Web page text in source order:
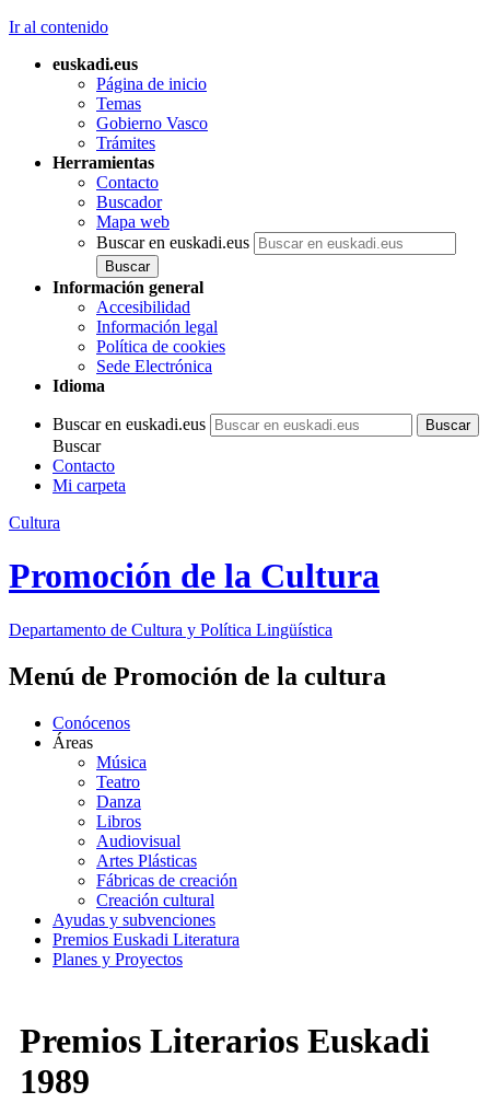
Ir al contenido
euskadi.eus
Página de inicio
Temas
Gobierno Vasco
Trámites
Herramientas
Contacto
Buscador
Mapa web
Buscar en euskadi.eus
Información general
Accesibilidad
Información legal
Política de cookies
Sede Electrónica
Idioma
Buscar en euskadi.eus
Buscar
Contacto
Mi carpeta
Cultura
Promoción de la Cultura
Departamento de Cultura y Política Lingüística
Menú de Promoción de la cultura
Conócenos
Áreas
Música
Teatro
Danza
Libros
Audiovisual
Artes Plásticas
Fábricas de creación
Creación cultural
Ayudas y subvenciones
Premios Euskadi Literatura
Planes y Proyectos
Premios Literarios Euskadi
1989